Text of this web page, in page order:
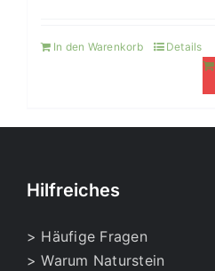
In den Warenkorb Details
Hilfreiches
> Häufige Fragen
> Warum Naturstein